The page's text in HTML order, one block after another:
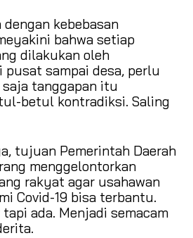
kebebasan
bahwa setiap
dilakukan oleh
pusat sampai desa, perlu
saja tanggapan itu
betul kontradiksi. Saling
tujuan Pemerintah Daerah
menggelontorkan
rakyat agar usahawan
Covid-19 bisa terbantu.
ada. Menjadi semacam